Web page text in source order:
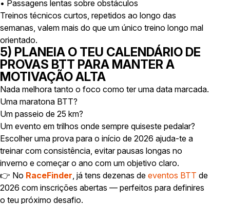
• Passagens lentas sobre obstáculos
Treinos técnicos curtos, repetidos ao longo das
semanas, valem mais do que um único treino longo mal
orientado.
5) PLANEIA O TEU CALENDÁRIO DE
PROVAS BTT PARA MANTER A
MOTIVAÇÃO ALTA
Nada melhora tanto o foco como ter uma data marcada.
Uma maratona BTT?
Um passeio de 25 km?
Um evento em trilhos onde sempre quiseste pedalar?
Escolher uma prova para o início de 2026 ajuda-te a
treinar com consistência, evitar pausas longas no
inverno e começar o ano com um objetivo claro.
👉 No RaceFinder, já tens dezenas de eventos BTT de
2026 com inscrições abertas — perfeitos para definires
o teu próximo desafio.